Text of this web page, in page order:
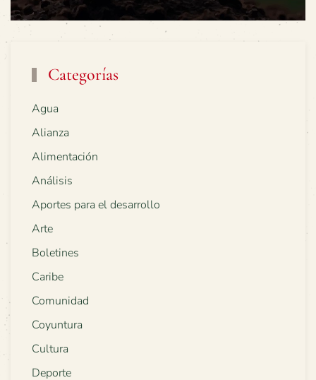
Categorías
Agua
Alianza
Alimentación
Análisis
Aportes para el desarrollo
Arte
Boletines
Caribe
Comunidad
Coyuntura
Cultura
Deporte